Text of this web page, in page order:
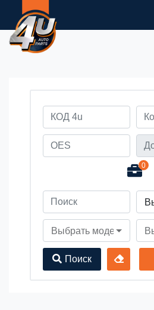
0
Выбрать модель
Поиск